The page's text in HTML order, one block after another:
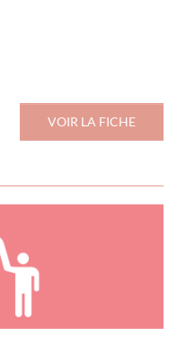
VOIR LA FICHE